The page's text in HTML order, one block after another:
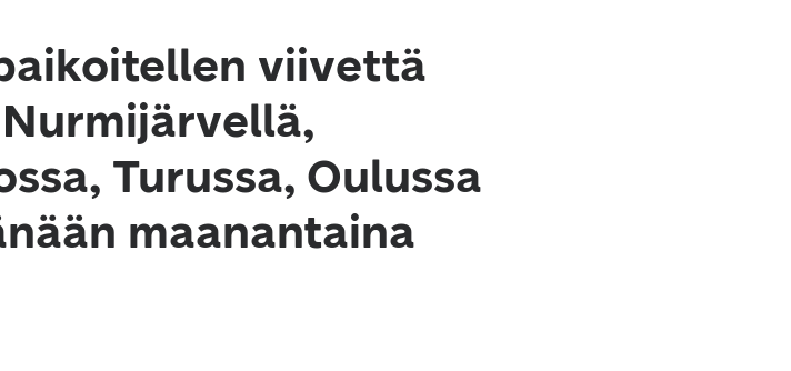
viivettä
Turussa, Oulussa
maanantaina